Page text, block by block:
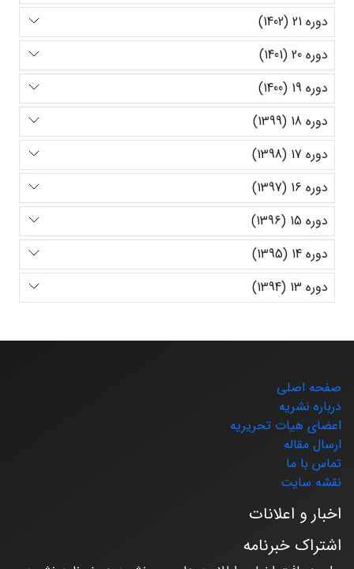
دوره 21 (1402)
دوره 20 (1401)
دوره 19 (1400)
دوره 18 (1399)
دوره 17 (1398)
دوره 16 (1397)
دوره 15 (1396)
دوره 14 (1395)
دوره 13 (1394)
صفحه اصلی
درباره نشریه
اعضای هیات تحریریه
ارسال مقاله
تماس با ما
نقشه سایت
اخبار و اعلانات
اشتراک خبرنامه